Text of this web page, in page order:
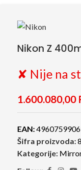
Nikon Z
✘ Nije na
1.600.080,00
EAN:
Šifra proizvoda:
Kategorije: